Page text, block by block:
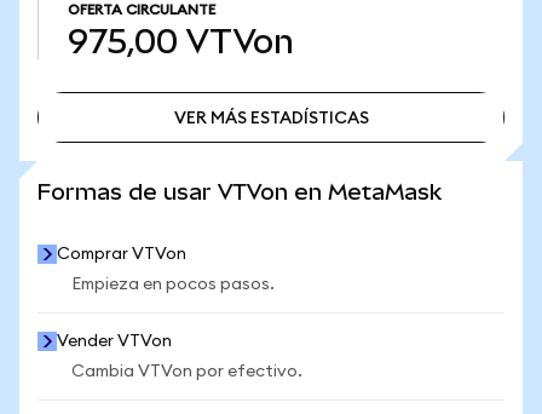
OFERTA CIRCULANTE
975,00 VTVon
VER MÁS ESTADÍSTICAS
Formas de usar VTVon en MetaMask
Comprar VTVon
Empieza en pocos pasos.
Vender VTVon
Cambia VTVon por efectivo.